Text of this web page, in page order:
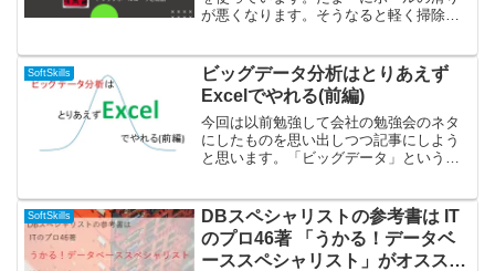
が悪くなります。そうなると軽く掃除を
し、おすすめはシリコンスプレーです。
(functio...
SoftSkills
ビッグデータ分析はとりあえず
Excelでやれる(前編)
今回は以前勉強して会社の勉強会のネタ
にしたものを思い出しつつ記事にしよう
と思います。「ビッグデータ」という言
ズワードでしたので、当然と言えば当然
です。「ビッグデータ」な...
SoftSkills
DBスペシャリストの参考書は IT
のプロ46著 「うかる！データベ
ーススペシャリスト」がオスス